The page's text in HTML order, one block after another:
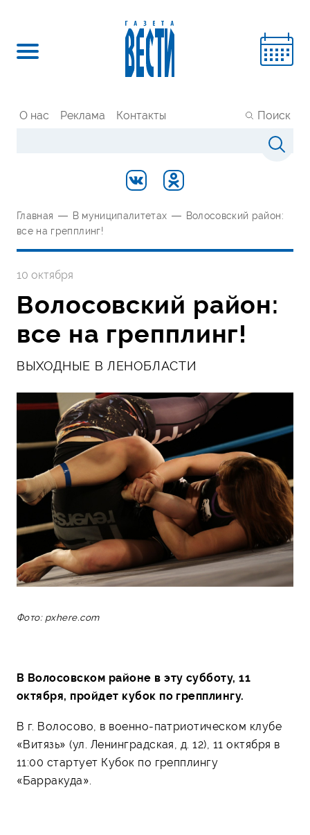
О нас Реклама Контакты Поиск
Главная — В муниципалитетах — Волосовский район:
все на грепплинг!
10 октября
Волосовский район:
все на грепплинг!
ВЫХОДНЫЕ В ЛЕНОБЛАСТИ
Фото: pxhere.com
В Волосовском районе в эту субботу, 11
октября, пройдет кубок по грепплингу.
В г. Волосово, в военно-патриотическом клубе
«Витязь» (ул. Ленинградская, д. 12), 11 октября в
11:00 стартует Кубок по грепплингу
«Барракуда».